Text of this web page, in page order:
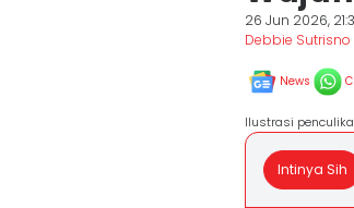
26 Jun 2026,
Debbie Sutrisno
News
Ilustrasi
Intinya Sih